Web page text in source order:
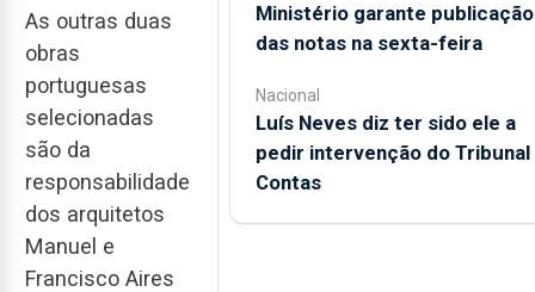
As outras duas
obras
portuguesas
selecionadas
são da
responsabilidade
dos arquitetos
Manuel e
Francisco Aires
Ministério garante publicação
das notas na sexta-feira
Nacional
Luís Neves diz ter sido ele a
pedir intervenção do Tribunal
Contas